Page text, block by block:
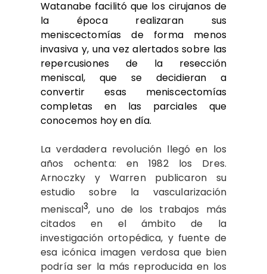
Watanabe facilitó que los cirujanos de
la época realizaran sus
meniscectomías de forma menos
invasiva y, una vez alertados sobre las
repercusiones de la resección
meniscal, que se decidieran a
convertir esas meniscectomías
completas en las parciales que
conocemos hoy en día.
La verdadera revolución llegó en los
años ochenta: en 1982 los Dres.
Arnoczky y Warren publicaron su
estudio sobre la vascularización
meniscal3, uno de los trabajos más
citados en el ámbito de la
investigación ortopédica, y fuente de
esa icónica imagen verdosa que bien
podría ser la más reproducida en los